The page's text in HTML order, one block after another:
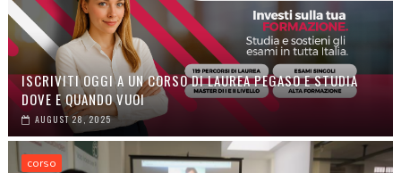
ISCRIVITI OGGI A UN CORSO DI LAUREA PEGASO E STUDIA
DOVE E QUANDO VUOI
AUGUST 28, 2025
corso